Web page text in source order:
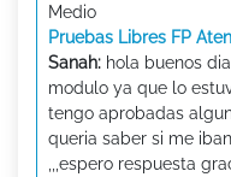
Medio
Pruebas Libres FP
Sanah: hola buenos
modulo ya que lo
tengo aprobadas
queria saber si me
,,,espero respuesta